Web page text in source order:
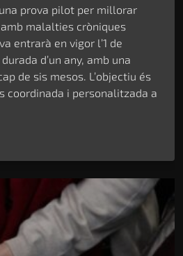
prova pilot per millorar
malalties cròniques
entrarà en vigor l’1 de
d’un any, amb una
de sis mesos. L’objectiu és
coordinada i personalitzada a